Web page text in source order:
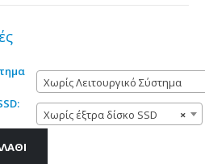
Χωρίς Λειτουργικό Σύστημα
×
Χωρίς έξτρα δίσκο SSD